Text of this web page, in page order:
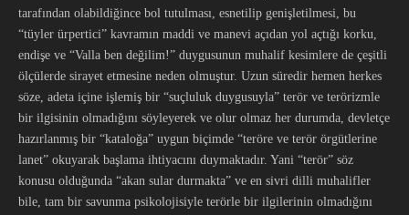
tarafından olabildiğince bol tutulması, esnetilip genişletilmesi, bu
“tüyler ürpertici” kavramın maddi ve manevi açıdan yol açtığı korku,
endişe ve “Valla ben değilim!” duygusunun muhalif kesimlere de çeşitli
ölçülerde sirayet etmesine neden olmuştur. Uzun süredir hemen herkes
söze, adeta içine işlemiş bir “suçluluk duygusuyla” terör ve terörizmle
bir ilgisinin olmadığını söyleyerek ve olur olmaz her durumda, devletçe
hazırlanmış bir “kataloğa” uygun biçimde “teröre ve terör örgütlerine
lanet” okuyarak başlama ihtiyacını duymaktadır. Yani “terör” söz
konusu olduğunda “akan sular durmakta” ve en sivri dilli muhalifler
bile, tam bir savunma psikolojisiyle terörle bir ilgilerinin olmadığını